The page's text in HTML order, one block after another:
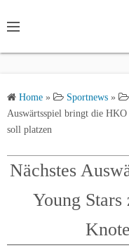
Home » Sportnews »
Auswärtsspiel bringt die HKO
soll platzen
Nächstes
Young